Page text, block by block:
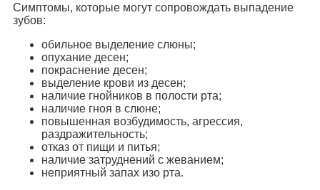
Симптомы, которые могут сопровождать выпадение
зубов:
обильное выделение слюны;
опухание десен;
покраснение десен;
выделение крови из десен;
наличие гнойников в полости рта;
наличие гноя в слюне;
повышенная возбудимость, агрессия,
раздражительность;
отказ от пищи и питья;
наличие затруднений с жеванием;
неприятный запах изо рта.